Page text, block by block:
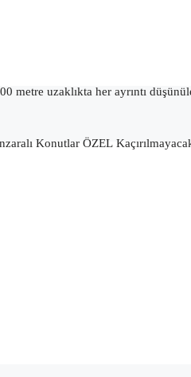
metre uzaklıkta her ayrıntı
Konutlar ÖZEL